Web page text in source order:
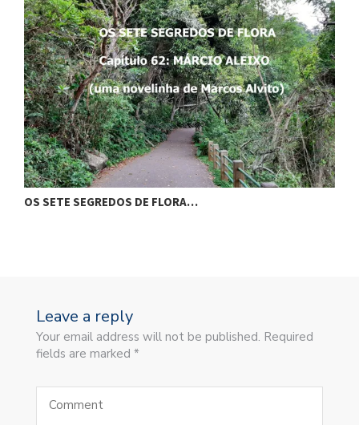
OS SETE SEGREDOS DE FLORA…
Leave a reply
Your email address will not be published. Required
fields are marked *